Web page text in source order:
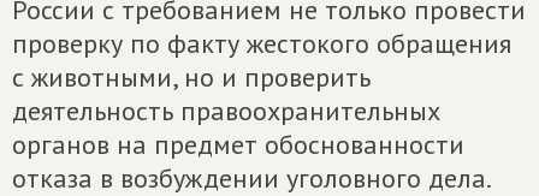
России с требованием не только провести
проверку по факту жестокого обращения
с животными, но и проверить
деятельность правоохранительных
органов на предмет обоснованности
отказа в возбуждении уголовного дела.